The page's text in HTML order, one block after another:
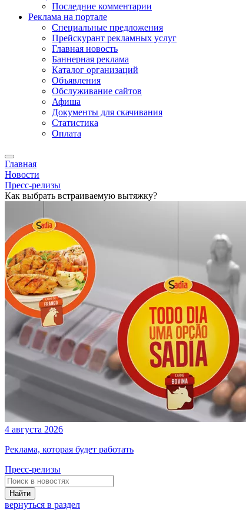
Последние комментарии
Реклама на портале
Специальные предложения
Прейскурант рекламных услуг
Главная новость
Баннерная реклама
Каталог организаций
Объявления
Обслуживание сайтов
Афиша
Документы для скачивания
Статистика
Оплата
Главная
Новости
Пресс-релизы
Как выбрать встраиваемую вытяжку?
4 августа 2026
Реклама, которая будет работать
Пресс-релизы
Найти
вернуться в раздел